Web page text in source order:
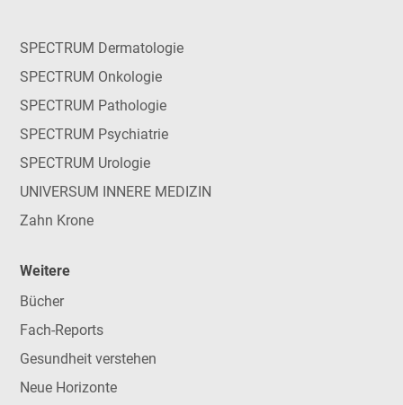
SPECTRUM Dermatologie
SPECTRUM Onkologie
SPECTRUM Pathologie
SPECTRUM Psychiatrie
SPECTRUM Urologie
UNIVERSUM INNERE MEDIZIN
Zahn Krone
Weitere
Bücher
Fach-Reports
Gesundheit verstehen
Neue Horizonte